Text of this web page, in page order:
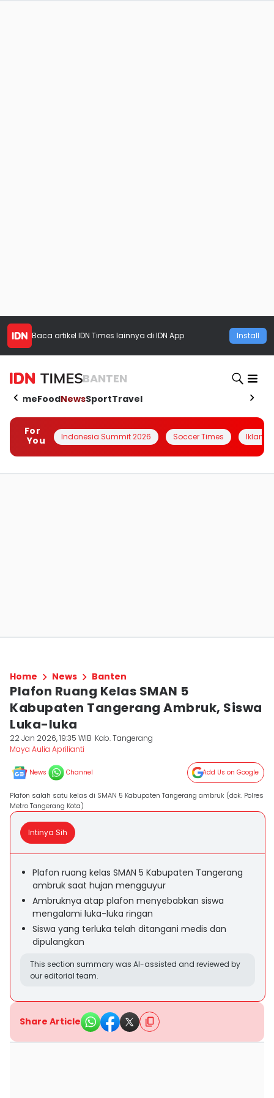
Baca artikel IDN Times lainnya di IDN App Install
BANTEN
HomeFoodNewsSportTravel
For
You
Indonesia Summit 2026 Soccer Times Iklanin
Home News Banten
Plafon Ruang Kelas SMAN 5
Kabupaten Tangerang Ambruk, Siswa
Luka-luka
22 Jan 2026, 19:35 WIB Kab. Tangerang
Maya Aulia Aprilianti
News Channel Add Us on Google
Plafon salah satu kelas di SMAN 5 Kabupaten Tangerang ambruk (dok. Polres
Metro Tangerang Kota)
Intinya Sih
Plafon ruang kelas SMAN 5 Kabupaten Tangerang
ambruk saat hujan mengguyur
Ambruknya atap plafon menyebabkan siswa
mengalami luka-luka ringan
Siswa yang terluka telah ditangani medis dan
dipulangkan
This section summary was AI-assisted and reviewed by
our editorial team.
Share Article